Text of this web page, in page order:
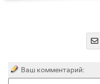

Ваш комментарий: